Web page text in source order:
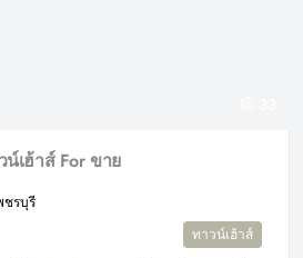
เฮ้าส์ For ขาย
ชรบุรี
ทาวน์เฮ้าส์